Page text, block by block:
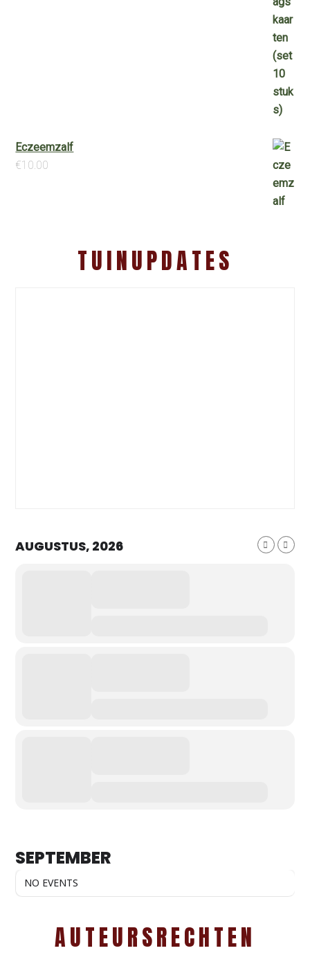
Eczeemzalf
€10.00
TUINUPDATES
AUGUSTUS, 2026
SEPTEMBER
NO EVENTS
AUTEURSRECHTEN